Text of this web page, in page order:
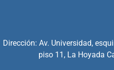
Dirección: Av. Universidad,
piso 11, La Hoyada